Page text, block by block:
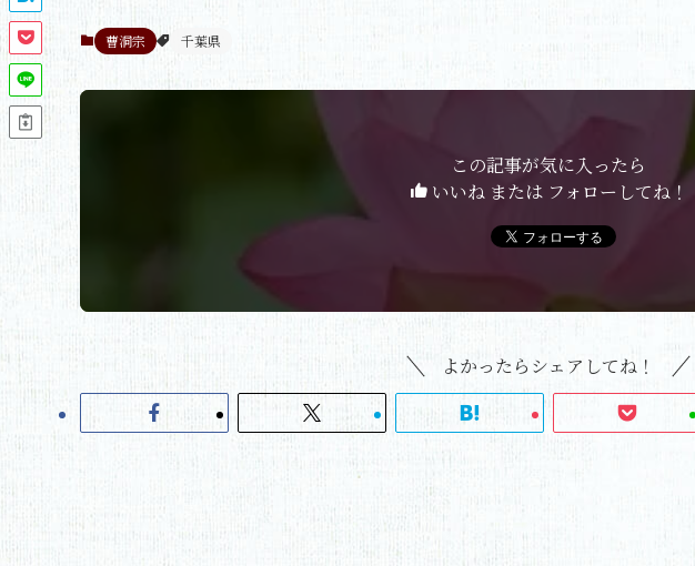
曹洞宗 千葉県
この記事が気に入ったら
いいね または フォローしてね！
よかったらシェアしてね！